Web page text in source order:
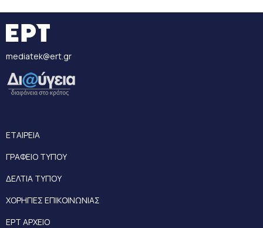
mediatek@ert.gr
ΕΤΑΙΡΕΙΑ
ΓΡΑΦΕΙΟ ΤΥΠΟΥ
ΔΕΛΤΙΑ ΤΥΠΟΥ
ΧΟΡΗΓΙΕΣ ΕΠΙΚΟΙΝΩΝΙΑΣ
ΕΡΤ ΑΡΧΕΙΟ